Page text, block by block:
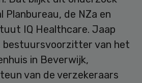
Planbureau, de NZa en
IQ Healthcare. Jaap
bestuursvoorzitter van het
in Beverwijk,
van de verzekeraars